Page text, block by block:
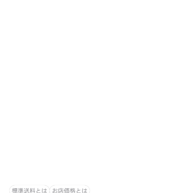
標準送料とは お店価格とは